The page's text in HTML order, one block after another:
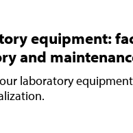
equipment:
and
laboratory